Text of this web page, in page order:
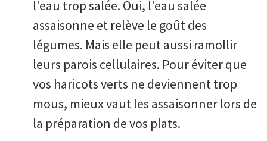
l'eau trop salée. Oui, l'eau salée
assaisonne et relève le goût des
légumes. Mais elle peut aussi ramollir
leurs parois cellulaires. Pour éviter que
vos haricots verts ne deviennent trop
mous, mieux vaut les assaisonner lors de
la préparation de vos plats.